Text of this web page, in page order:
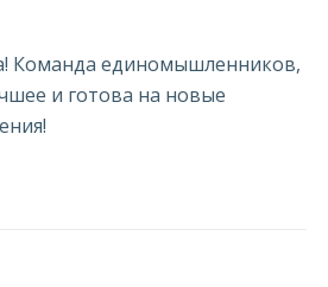
Команда единомышленников,
и готова на новые